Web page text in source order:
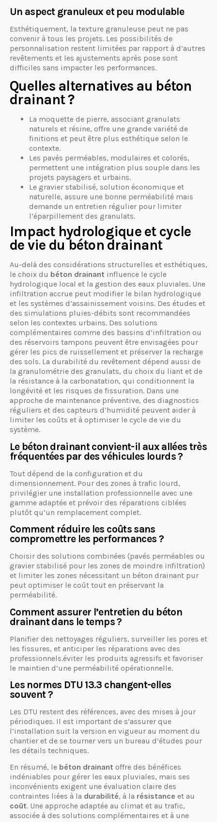
Un aspect granuleux et peu modulable
Esthétiquement, la texture granuleuse peut ne pas
convenir à tous les projets. Les possibilités de
personnalisation restent limitées par rapport à d’autres
revêtements et les ajustements après pose sont
difficiles sans impacter les performances.
Quelles alternatives au béton
drainant ?
La moquette de pierre, associant granulats
naturels et résine, offre une grande variété de
finitions et peut être plus esthétique selon le
contexte.
Les pavés perméables, modulaires et colorés,
permettent une intégration plus souple dans les
projets paysagers et urbains.
Le gravier stabilisé, solution économique et
naturelle, assure une bonne perméabilité mais
demande un entretien régulier pour limiter
l’éparpillement des granulats.
Impact hydrologique et cycle
de vie du béton drainant
Au-delà des considérations structurelles et esthétiques,
le choix du béton drainant influence le cycle
hydrologique local et la gestion des eaux pluviales. Une
infiltration accrue peut modifier le bilan hydrologique
et les systèmes d’assainissement voisins. Des études et
des simulations pluies-débits sont recommandées
selon les contextes urbains. Des solutions
complémentaires comme des bassins d’infiltration ou
des réservoirs tampons peuvent être envisagées pour
gérer les pics de ruissellement et préserver la recharge
des sols. La durabilité du revêtement dépend aussi de
la granulométrie des granulats, du choix du liant et de
la résistance à la carbonatation, qui conditionnent la
longévité et les risques de fissuration. Dans une
approche de maintenance préventive, des diagnostics
réguliers et des capteurs d’humidité peuvent aider à
limiter les coûts et à optimiser le cycle de vie du
système.
Le béton drainant convient-il aux allées très
fréquentées par des véhicules lourds ?
Tout dépend de la configuration et du
dimensionnement. Pour des zones à trafic lourd,
privilégier une installation professionnelle avec une
gamme adaptée et prévoir des réparations ciblées
plutôt qu’un remplacement complet.
Comment réduire les coûts sans
compromettre les performances ?
Choisir des solutions combinées (pavés perméables ou
gravier stabilisé pour les zones de moindre infiltration)
et limiter les zones nécessitant un béton drainant pur
peut optimiser le coût tout en préservant la
perméabilité.
Comment assurer l’entretien du béton
drainant dans le temps ?
Planifier des nettoyages réguliers, surveiller les pores et
les fissures, et anticiper les réparations avec des
professionnels.éviter les produits agressifs et favoriser
le maintien d’une perméabilité opérationnelle.
Les normes DTU 13.3 changent-elles
souvent ?
Les DTU restent des références, avec des mises à jour
périodiques. Il est important de s’assurer que
l’installation suit la version en vigueur au moment du
chantier et de se tourner vers un bureau d’études pour
les détails techniques.
En résumé, le béton drainant offre des bénéfices
indéniables pour gérer les eaux pluviales, mais ses
inconvénients exigent une évaluation claire des
contraintes liées à la durabilité, à la résistance et au
coût. Une approche adaptée au climat et au trafic,
associée à des solutions complémentaires et à une